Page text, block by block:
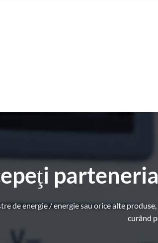
de energie / energie sau orice alte
curând